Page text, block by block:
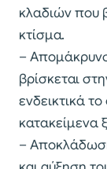
κλαδιών που
κτίσμα.
–
βρίσκεται
ενδεικτικά
κατακείμενα
–